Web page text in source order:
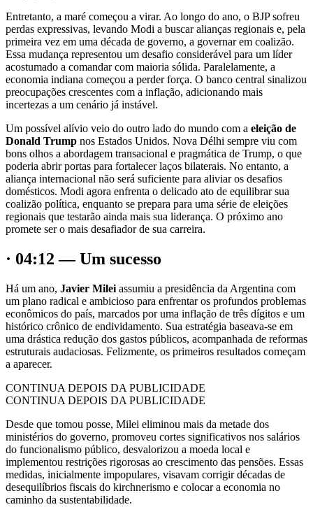
Entretanto, a maré começou a virar. Ao longo do ano, o BJP sofreu
perdas expressivas, levando Modi a buscar alianças regionais e, pela
primeira vez em uma década de governo, a governar em coalizão.
Essa mudança representou um desafio considerável para um líder
acostumado a comandar com maioria sólida. Paralelamente, a
economia indiana começou a perder força. O banco central sinalizou
preocupações crescentes com a inflação, adicionando mais
incertezas a um cenário já instável.
Um possível alívio veio do outro lado do mundo com a eleição de
Donald Trump nos Estados Unidos. Nova Délhi sempre viu com
bons olhos a abordagem transacional e pragmática de Trump, o que
poderia abrir portas para fortalecer laços bilaterais. No entanto, a
aliança internacional não será suficiente para aliviar os desafios
domésticos. Modi agora enfrenta o delicado ato de equilibrar sua
coalizão política, enquanto se prepara para uma série de eleições
regionais que testarão ainda mais sua liderança. O próximo ano
promete ser o mais desafiador de sua carreira.
· 04:12 — Um sucesso
Há um ano, Javier Milei assumiu a presidência da Argentina com
um plano radical e ambicioso para enfrentar os profundos problemas
econômicos do país, marcados por uma inflação de três dígitos e um
histórico crônico de endividamento. Sua estratégia baseava-se em
uma drástica redução dos gastos públicos, acompanhada de reformas
estruturais audaciosas. Felizmente, os primeiros resultados começam
a aparecer.
CONTINUA DEPOIS DA PUBLICIDADE
CONTINUA DEPOIS DA PUBLICIDADE
Desde que tomou posse, Milei eliminou mais da metade dos
ministérios do governo, promoveu cortes significativos nos salários
do funcionalismo público, desvalorizou a moeda local e
implementou restrições rigorosas ao crescimento das pensões. Essas
medidas, inicialmente impopulares, visavam corrigir décadas de
desequilíbrios fiscais do kirchnerismo e colocar a economia no
caminho da sustentabilidade.